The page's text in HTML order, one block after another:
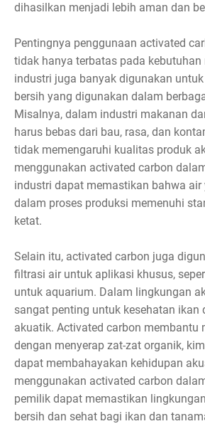
dihasilkan menjadi lebih aman dan
Pentingnya penggunaan activated
tidak hanya terbatas pada kebutuhan
industri juga banyak digunakan
bersih yang digunakan dalam
Misalnya, dalam industri makanan
harus bebas dari bau, rasa, dan
tidak memengaruhi kualitas produk
menggunakan activated carbon
industri dapat memastikan bahwa air
dalam proses produksi memenuhi
ketat.
Selain itu, activated carbon juga
filtrasi air untuk aplikasi khusus,
untuk aquarium. Dalam lingkungan
sangat penting untuk kesehatan ikan
akuatik. Activated carbon membantu
dengan menyerap zat-zat organik,
dapat membahayakan kehidupan
menggunakan activated carbon
pemilik dapat memastikan
bersih dan sehat bagi ikan dan